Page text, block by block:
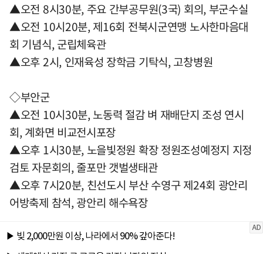
▲오전 8시30분, 주요 간부공무원(3국) 회의, 부군수실
▲오전 10시20분, 제16회 전북시군연맹 노사한마음대
회 기념식, 군립체육관
▲오후 2시, 인재육성 장학금 기탁식, 고창병원
◇부안군
▲오전 10시30분, 노동력 절감 벼 재배단지 조성 연시
회, 계화면 비교전시포장
▲오후 1시30분, 노을빛정원 확장 정원조성예정지 지정
검토 자문회의, 줄포만 갯벌생태관
▲오후 7시20분, 친선도시 부산 수영구 제24회 광안리
어방축제 참석, 광안리 해수욕장